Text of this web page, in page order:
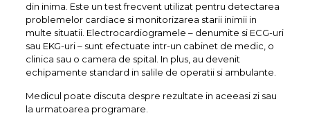
din inima. Este un test frecvent utilizat pentru detectarea
problemelor cardiace si monitorizarea starii inimii in
multe situatii. Electrocardiogramele – denumite si ECG-uri
sau EKG-uri – sunt efectuate intr-un cabinet de medic, o
clinica sau o camera de spital. In plus, au devenit
echipamente standard in salile de operatii si ambulante.
Medicul poate discuta despre rezultate in aceeasi zi sau
la urmatoarea programare.